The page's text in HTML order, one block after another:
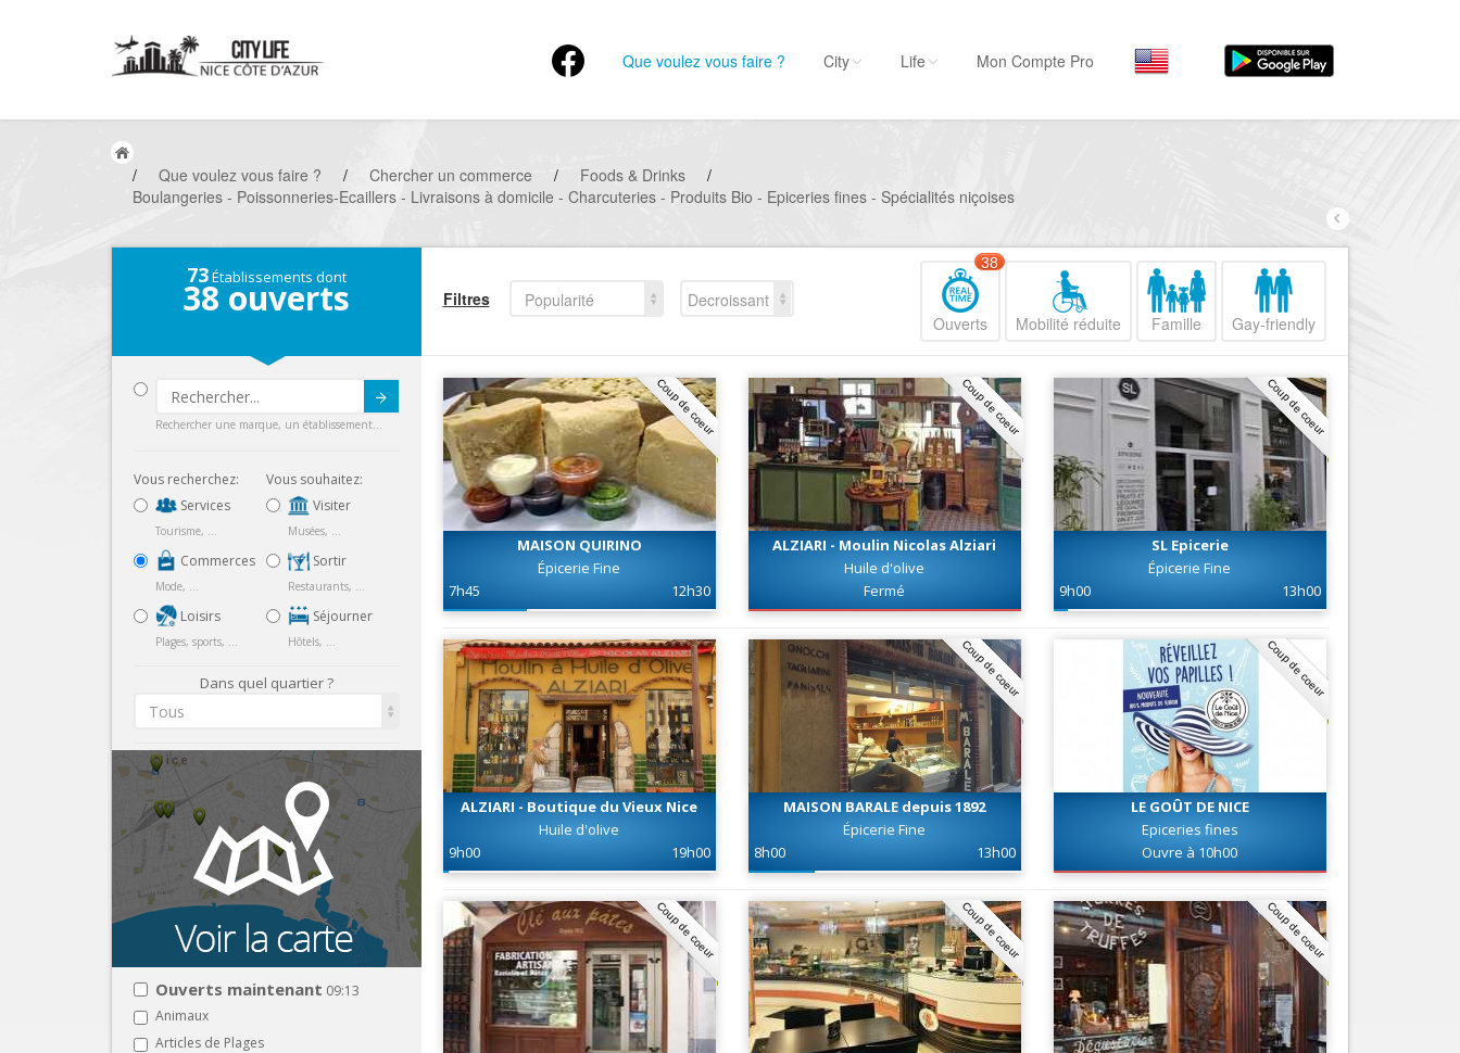
Que voulez vous faire ?
Musées, ...
Sortir
Commerces
Mode, ...
Loisirs
Plages, sports, ...
Services
Nice Promenade du
Nice le Port
Nice le Vieux Nice
Nice les Collines Niçoises
Nice le petit Marais Niçois
Nice la plaine du Var
Nice le Carré d’Or
City Life Mon Compte Pro
/ Que voulez vous faire ? / Chercher un commerce / Foods & Drinks
/
Boulangeries - Poissonneries-Ecaillers - Livraisons à domicile - Charcuteries - Produits Bio - Epiceries fines - Spécialités niçoises
73Établissements dont
38 ouverts
Rechercher une marque, un établissement...
Vous recherchez:
Services
Tourisme, ...
Commerces
Mode, ...
Loisirs
Plages, sports, ...
Vous souhaitez:
Visiter
Musées, ...
Sortir
Restaurants, ...
Séjourner
Hôtels, ...
Dans quel quartier ?
Tous
Ouverts maintenant 09:13
Animaux
Articles de Plages
Filtres Popularité
Decroissant
Ouverts
38
Mobilité réduite Famille Gay-friendly
Coup de coeur
MAISON QUIRINO
Épicerie Fine
7h45
12h30
Coup de coeur
ALZIARI - Moulin Nicolas Alziari
Huile d'olive
Fermé
Coup de coeur
SL Epicerie
Épicerie Fine
9h00
13h00
ALZIARI - Boutique du Vieux Nice
Huile d'olive
9h00
19h00
Coup de coeur
MAISON BARALE depuis 1892
Épicerie Fine
8h00
13h00
Coup de coeur
LE GOÛT DE NICE
Epiceries fines
Ouvre à 10h00
Coup de coeur Coup de coeur Coup de coeur